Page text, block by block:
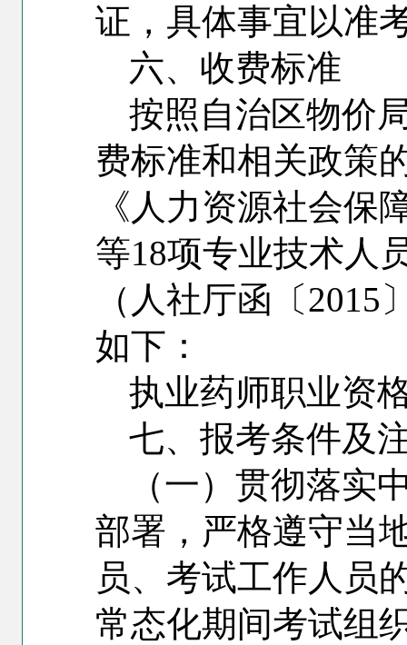
证，具体事宜以准
六、收费标准
按照自治区物价
费标准和相关政策
《人力资源社会保
等18项专业技术人
（人社厅函〔
如下：
执业药师职业资
七、报考条件及
（一）贯彻落实
部署，严格遵守当
员、考试工作人员
常态化期间考试组